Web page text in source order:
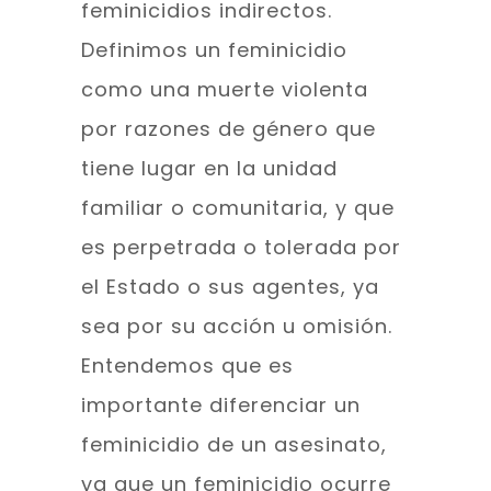
feminicidios indirectos.
Definimos un feminicidio
como una muerte violenta
por razones de género que
tiene lugar en la unidad
familiar o comunitaria, y que
es perpetrada o tolerada por
el Estado o sus agentes, ya
sea por su acción u omisión.
Entendemos que es
importante diferenciar un
feminicidio de un asesinato,
ya que un feminicidio ocurre